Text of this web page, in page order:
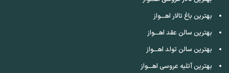
بهترین باغ تالار اهـــواز
بهترین سالن عقد اهـــواز
بهترین سالن تولد اهـــواز
بهترین آتلیه عروسی اهـــواز